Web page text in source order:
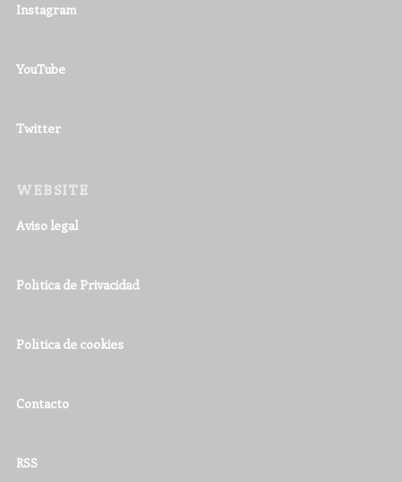
Instagram
YouTube
Twitter
WEBSITE
Aviso legal
Política de Privacidad
Política de cookies
Contacto
RSS